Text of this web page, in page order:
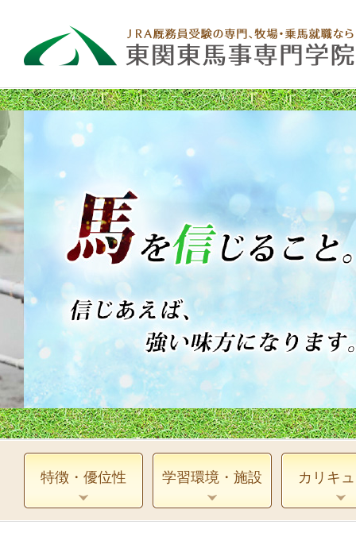
特徴・優位性 学習環境・施設 カリキ